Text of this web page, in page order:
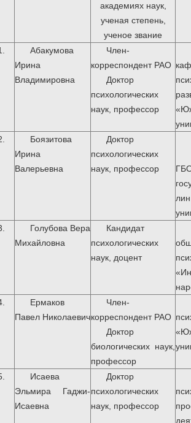
академиях наук,
ученая степень,
ученое звание
Абакумова
Ирина
Владимировна
Член-
корреспондент РАО
Доктор
психологических
наук, профессор
Боязитова
Ирина
Валерьевна
Доктор
психологических
наук, профессор
Голубова Вера
Михайловна
Кандидат
психологических
наук, доцент
Ермаков
Павел Николаевич
Член-
корреспондент РАО
Доктор
биологических наук,
профессор
Исаева
Эльмира Гаджи-
Исаевна
Доктор
психологических
наук, профессор